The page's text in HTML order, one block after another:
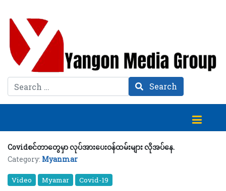
Search Search
Covidစင်တာတွေမှာ လုပ်အားပေးဝန်ထမ်းများ လိုအပ်နေ.
Category: Myanmar
Video Myamar Covid-19